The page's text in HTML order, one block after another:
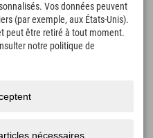
4.634 km
Pistes de ski et de
Vos données peuvent
(par exemple, aux États-Unis).
peut être retiré à tout moment.
notre politique de
nécessaires